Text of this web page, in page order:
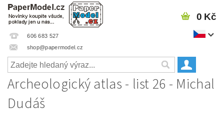
606 683 527
shop@papermodel.cz
0 Kč
Archeologický atlas - list 26 - Michal
Dudáš